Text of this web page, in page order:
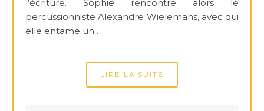
l’écriture. Sophie rencontre alors le
percussionniste Alexandre Wielemans, avec qui
elle entame un…
LIRE LA SUITE